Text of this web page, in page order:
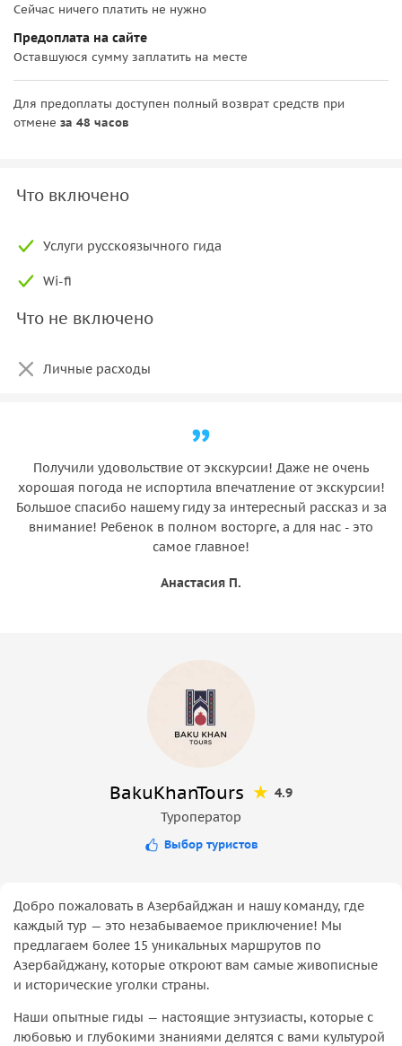
Сейчас ничего платить не нужно
Предоплата на сайте
Оставшуюся сумму заплатить на месте
Для предоплаты доступен полный возврат средств при
отмене за 48 часов
Что включено
Услуги русскоязычного гида
Wi-fi
Что не включено
Личные расходы
Получили удовольствие от экскурсии! Даже не очень
хорошая погода не испортила впечатление от экскурсии!
Большое спасибо нашему гиду за интересный рассказ и за
внимание! Ребенок в полном восторге, а для нас - это
самое главное!
Анастасия П.
BakuKhanTours
4.9
Туроператор
Выбор туристов
Добро пожаловать в Азербайджан и нашу команду, где
каждый тур — это незабываемое приключение! Мы
предлагаем более 15 уникальных маршрутов по
Азербайджану, которые откроют вам самые живописные
и исторические уголки страны.
Наши опытные гиды — настоящие энтузиасты, которые с
любовью и глубокими знаниями делятся с вами культурой